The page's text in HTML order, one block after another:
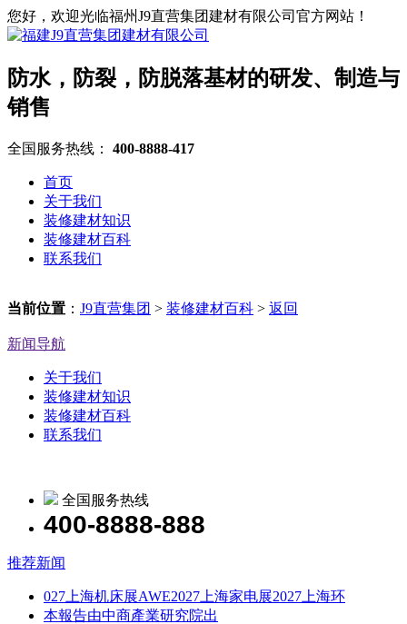
您好，欢迎光临福州J9直营集团建材有限公司官方网站！
防水，防裂，防脱落基材的研发、制造与
销售
全国服务热线： 400-8888-417
首页
关于我们
装修建材知识
装修建材百科
联系我们
当前位置 ： J9直营集团 > 装修建材百科 > 返回
新闻导航
关于我们
装修建材知识
装修建材百科
联系我们
全国服务热线
400-8888-888
推荐新闻
027上海机床展AWE2027上海家电展2027上海环
本報告由中商產業研究院出